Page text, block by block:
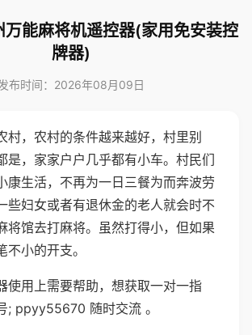
万能麻将机遥控器(家用免安装控
牌器)
布时间：2026年08月09日
村，农村的条件越来越好，村里别
是，家家户户几乎都有小车。村民们
康生活，不再为一日三餐为而奔波劳
些妇女或者有退休金的老人就会时不
将馆去打麻将。虽然打得小，但如果
小的开支。
使用上需要帮助，想获取一对一指
; ppyy55670 随时交流 。